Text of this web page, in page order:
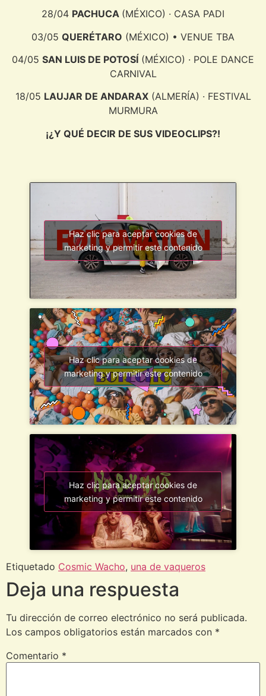
28/04 PACHUCA (MÉXICO) · CASA PADI
03/05 QUERÉTARO (MÉXICO) • VENUE TBA
04/05 SAN LUIS DE POTOSÍ (MÉXICO) · POLE DANCE
CARNIVAL
18/05 LAUJAR DE ANDARAX(ALMERÍA) · FESTIVAL
MURMURA
¡¿Y QUÉ DECIR DE SUS VIDEOCLIPS?!
Haz clic para aceptar cookies de
marketing y permitir este contenido
Haz clic para aceptar cookies de
marketing y permitir este contenido
Haz clic para aceptar cookies de
marketing y permitir este contenido
Etiquetado Cosmic Wacho, una de vaqueros
Deja una respuesta
Tu dirección de correo electrónico no será publicada.
Los campos obligatorios están marcados con *
Comentario *